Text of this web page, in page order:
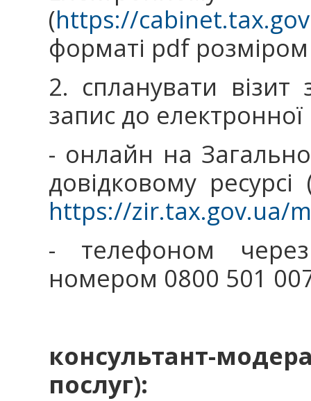
(https://
форматі pdf
2. спланувати візит
запис до
- онлайн на
довідковому
https://zir.tax.gov.ua/
- телефоном
номером 0800 501
консультант-
послуг):